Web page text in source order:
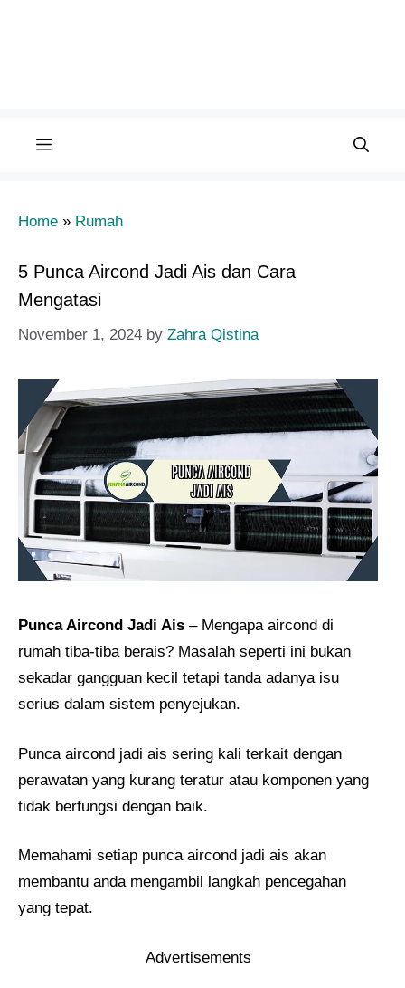
Menu
Home » Rumah
5 Punca Aircond Jadi Ais dan Cara
Mengatasi
November 1, 2024 by Zahra Qistina
Punca Aircond Jadi Ais – Mengapa aircond di
rumah tiba-tiba berais? Masalah seperti ini bukan
sekadar gangguan kecil tetapi tanda adanya isu
serius dalam sistem penyejukan.
Punca aircond jadi ais sering kali terkait dengan
perawatan yang kurang teratur atau komponen yang
tidak berfungsi dengan baik.
Memahami setiap punca aircond jadi ais akan
membantu anda mengambil langkah pencegahan
yang tepat.
Advertisements